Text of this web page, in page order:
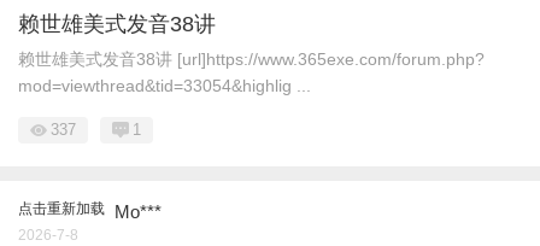
赖世雄美式发音38讲
赖世雄美式发音38讲 [url]https://www.365exe.com/forum.php?
mod=viewthread&tid=33054&highlig ...
337 1
点击重新加载 Mo***
2026-7-8